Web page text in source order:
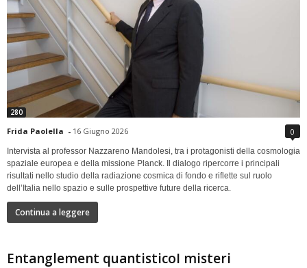
280
Frida Paolella - 16 Giugno 2026 0
Intervista al professor Nazzareno Mandolesi, tra i protagonisti della cosmologia
spaziale europea e della missione Planck. Il dialogo ripercorre i principali
risultati nello studio della radiazione cosmica di fondo e riflette sul ruolo
dell’Italia nello spazio e sulle prospettive future della ricerca.
Continua a leggere
Entanglement quantisticoI misteri